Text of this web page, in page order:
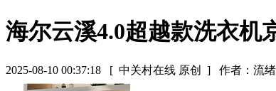
海尔云溪4.0超越款洗衣机
2025-08-10 00:37:18 [ 中关村在线 原创 ] 作者：流